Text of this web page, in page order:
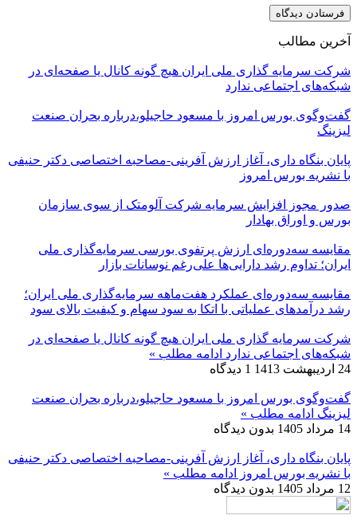
آخرین مطالب
شرکت سرمایه گذاری ملی ایران هیچ گونه کانال یا صفحه‌ای در
شبکه‌های اجتماعی ندارد
گفت‌وگوی بورس امروز با مسعود حاجیلو،درباره بحران صنعت
لیزینگ
پایان بنگاه داری، آغاز ارزش آفرینی-مصاحبه اختصاصی دکتر حنیفی
با نشریه بورس امروز
صدور مجوز افزایش سرمایه شرکت آلومتک از سوی سازمان
بورس و اوراق بهادار
مقایسه سه‌دوره‌ای ارزش پرتفوی بورسی سرمایه‌گذاری ملی
ایران؛ تداوم رشد دارایی‌ها علی‌رغم نوسانات بازار
مقایسه سه‌دوره‌ای عملکرد هفت‌ماهه سرمایه‌گذاری ملی ایران؛
رشد درآمدهای عملیاتی با اتکا به سود سهام و کیفیت بالای سود
شرکت سرمایه گذاری ملی ایران هیچ گونه کانال یا صفحه‌ای در
شبکه‌های اجتماعی ندارد ادامه مطلب »
24 اردیبهشت 1413
1 دیدگاه
گفت‌وگوی بورس امروز با مسعود حاجیلو،درباره بحران صنعت
لیزینگ ادامه مطلب »
14 مرداد 1405
بدون دیدگاه
پایان بنگاه داری، آغاز ارزش آفرینی-مصاحبه اختصاصی دکتر حنیفی
با نشریه بورس امروز
ادامه مطلب »
12 مرداد 1405
بدون دیدگاه